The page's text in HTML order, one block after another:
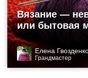
Вязание —
или бытовая
Елена
Грандмастер